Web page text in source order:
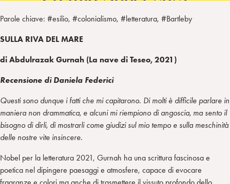
Parole chiave: #esilio, #colonialismo, #letteratura, #Bartleby
SULLA RIVA DEL MARE
di Abdulrazak Gurnah (La nave di Teseo, 2021)
Recensione di Daniela Federici
Questi sono dunque i fatti che mi capitarono. Di molti è difficile parlare in
maniera non drammatica, e alcuni mi riempiono di angoscia, ma sento il
bisogno di dirli, di mostrarli come giudizi sul mio tempo e sulla meschinità
delle nostre vite insincere.
Nobel per la letteratura 2021, Gurnah ha una scrittura fascinosa e
poetica nel dipingere paesaggi e atmosfere, capace di evocare